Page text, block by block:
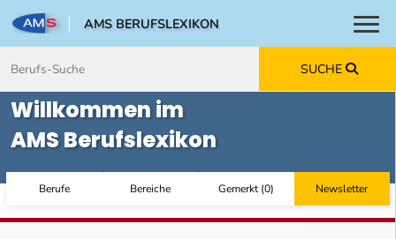
AMS BERUFSLEXIKON
SUCHE
Willkommen im
AMS Berufslexikon
Berufe Bereiche Gemerkt(0) Newsletter